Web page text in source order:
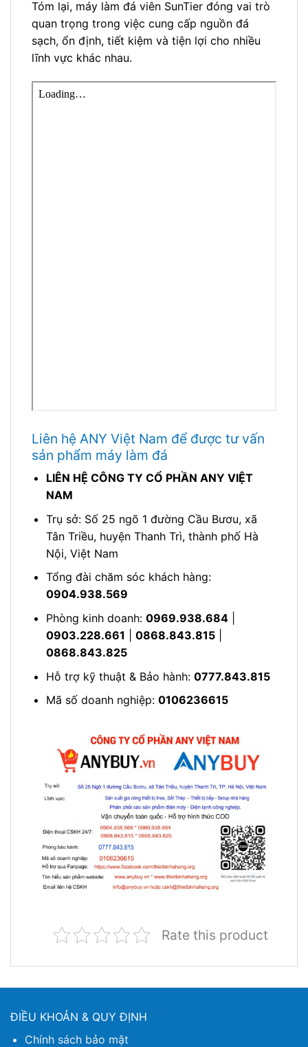
Tóm lại, máy làm đá viên SunTier đóng vai trò
quan trọng trong việc cung cấp nguồn đá
sạch, ổn định, tiết kiệm và tiện lợi cho nhiều
lĩnh vực khác nhau.
Liên hệ ANY Việt Nam để được tư vấn
sản phẩm máy làm đá
LIÊN HỆ CÔNG TY CỔ PHẦN ANY VIỆT
NAM
Trụ sở: Số 25 ngõ 1 đường Cầu Bươu, xã
Tân Triều, huyện Thanh Trì, thành phố Hà
Nội, Việt Nam
Tổng đài chăm sóc khách hàng:
0904.938.569
Phòng kinh doanh: 0969.938.684|
0903.228.661
0868.843.815|
0868.843.825
Hỗ trợ kỹ thuật & Bảo hành: 0777.843.815
Mã số doanh nghiệp: 0106236615
Rate this product
ĐIỀU KHOẢN & QUY ĐỊNH
Chính sách bảo mật